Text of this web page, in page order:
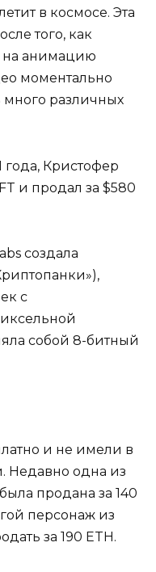
в космосе. Эта
того, как
на анимацию
моментально
много различных
года, Кристофер
и продал за $580
создала
с
собой 8-битный
и не имели в
Недавно одна из
продана за 140
персонаж из
за 190 ETH.